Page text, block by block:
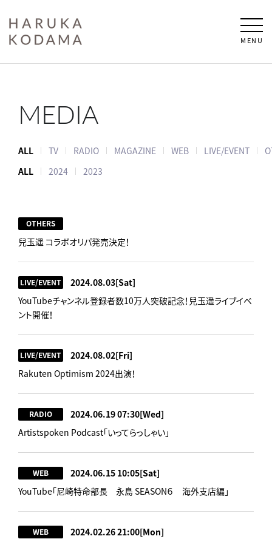
MENU
MEDIA
ALL TV RADIO MAGAZINE WEB LIVE/EVENT
ALL
2024 2023
OTHERS
兒玉遥 コラボオリパ発売決定！
LIVE/EVENT 2024.08.03[Sat]
YouTubeチャンネル登録者数10万人突破記念！兒玉遥ライブイベ
ント開催！
LIVE/EVENT 2024.08.02[Fri]
Rakuten Optimism 2024出演！
RADIO 2024.06.19 07:30[Wed]
Artistspoken Podcast「いってらっしゃい」
WEB 2024.06.15 10:05[Sat]
YouTube「尼崎特命部長 永島 SEASON６ 海外支店編」
WEB 2024.02.26 21:00[Mon]